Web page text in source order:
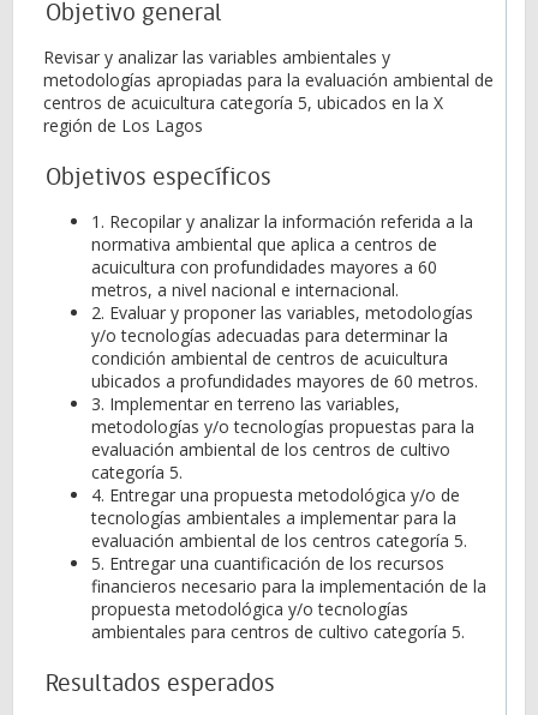
Objetivo general
Revisar y analizar las variables ambientales y
metodologías apropiadas para la evaluación ambiental de
centros de acuicultura categoría 5, ubicados en la X
región de Los Lagos
Objetivos específicos
1. Recopilar y analizar la información referida a la
normativa ambiental que aplica a centros de
acuicultura con profundidades mayores a 60
metros, a nivel nacional e internacional.
2. Evaluar y proponer las variables, metodologías
y/o tecnologías adecuadas para determinar la
condición ambiental de centros de acuicultura
ubicados a profundidades mayores de 60 metros.
3. Implementar en terreno las variables,
metodologías y/o tecnologías propuestas para la
evaluación ambiental de los centros de cultivo
categoría 5.
4. Entregar una propuesta metodológica y/o de
tecnologías ambientales a implementar para la
evaluación ambiental de los centros categoría 5.
5. Entregar una cuantificación de los recursos
financieros necesario para la implementación de la
propuesta metodológica y/o tecnologías
ambientales para centros de cultivo categoría 5.
Resultados esperados